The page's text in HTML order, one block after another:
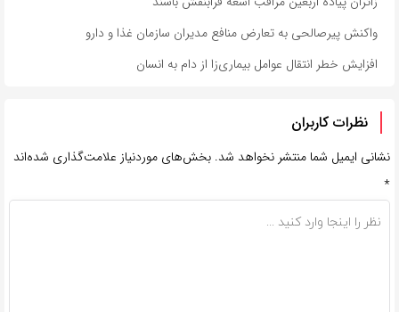
واکنش پیرصالحی به تعارض منافع مدیران سازمان غذا و دارو
افزایش خطر انتقال عوامل بیماری‌زا از دام به انسان
نظرات کاربران
نشانی ایمیل شما منتشر نخواهد شد. بخش‌های موردنیاز علامت‌گذاری شده‌اند
*